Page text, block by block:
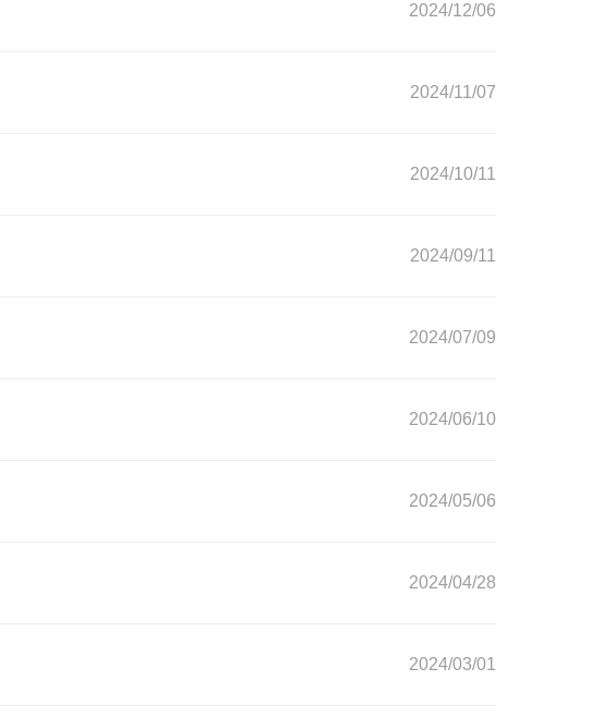
2024/12/06
2024/11/07
2024/10/11
2024/09/11
2024/07/09
2024/06/10
2024/05/06
2024/04/28
2024/03/01